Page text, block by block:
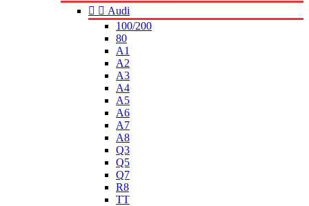
  Audi
100/200
80
A1
A2
A3
A4
A5
A6
A7
A8
Q3
Q5
Q7
R8
TT